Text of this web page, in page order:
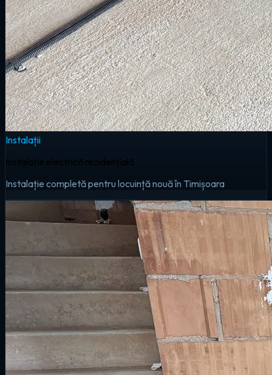
Instalații
Instalație electrică rezidențială
Instalație completă pentru locuință nouă în Timișoara